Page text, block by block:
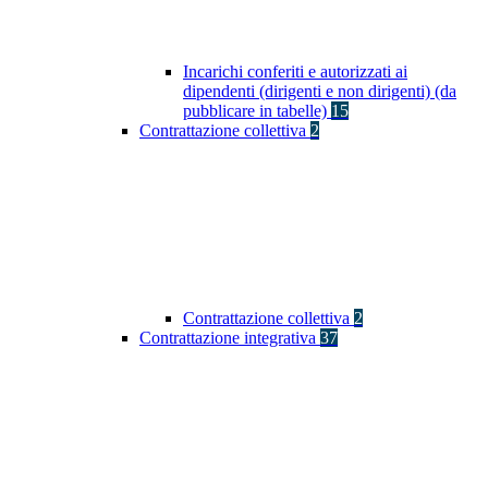
Incarichi conferiti e autorizzati ai
dipendenti (dirigenti e non dirigenti) (da
pubblicare in tabelle) 15
Contrattazione collettiva 2
Contrattazione collettiva 2
Contrattazione integrativa 37